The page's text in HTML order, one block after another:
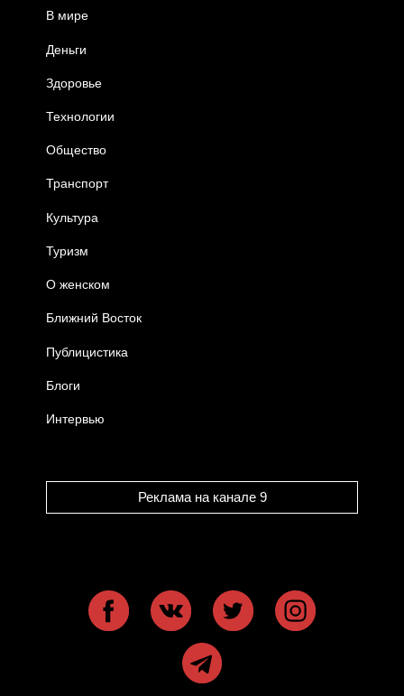
В мире
Деньги
Здоровье
Технологии
Общество
Транспорт
Культура
Туризм
О женском
Ближний Восток
Публицистика
Блоги
Интервью
Реклама на канале 9